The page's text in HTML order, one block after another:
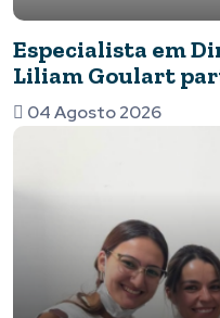
Especialista em
Liliam Goulart
Dinastia Black
Inteligência
04 Agosto 2026